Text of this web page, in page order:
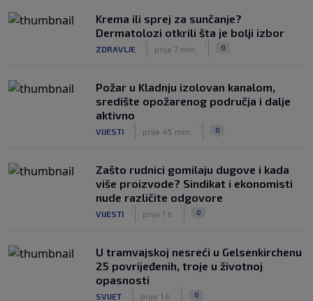
Krema ili sprej za sunčanje?
Dermatolozi otkrili šta je bolji izbor
ZDRAVLJE prije 7 min. 0
Požar u Kladnju izolovan kanalom,
središte opožarenog područja i dalje
aktivno
VIJESTI prije 45 min. 0
Zašto rudnici gomilaju dugove i kada
više proizvode? Sindikat i ekonomisti
nude različite odgovore
VIJESTI prije 1 h 0
U tramvajskoj nesreći u Gelsenkirchenu
25 povrijeđenih, troje u životnoj
opasnosti
SVIJET prije 1 h 0